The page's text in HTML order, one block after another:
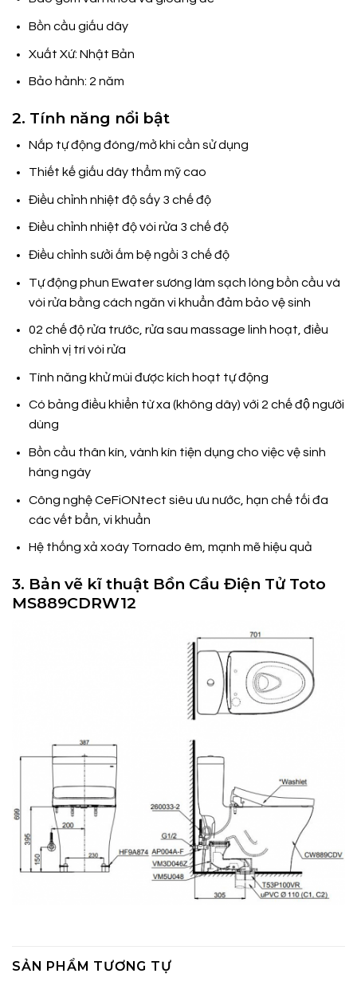
Bồn cầu giấu dây
Xuất Xứ: Nhật Bản
Bảo hảnh: 2 năm
2. Tính năng nổi bật
Nắp tự động đóng/mở khi cần sử dụng
Thiết kế giấu dây thẩm mỹ cao
Điều chỉnh nhiệt độ sấy 3 chế độ
Điều chỉnh nhiệt độ vòi rửa 3 chế độ
Điều chỉnh sưởi ấm bệ ngồi 3 chế độ
Tự động phun Ewater sương làm sạch lòng bồn cầu và
vòi rửa bằng cách ngăn vi khuẩn đảm bảo vệ sinh
02 chế độ rửa trước, rửa sau massage linh hoạt, điều
chỉnh vị trí vòi rửa
Tính năng khử mùi được kích hoạt tự động
Có bảng điều khiển từ xa (không dây) với 2 chế độ người
dùng
Bồn cầu thân kín, vành kín tiện dụng cho việc vệ sinh
hàng ngày
Công nghệ CeFiONtect siêu ưu nước, hạn chế tối đa
các vết bẩn, vi khuẩn
Hệ thống xả xoáy Tornado êm, mạnh mẽ hiệu quả
3. Bản vẽ kĩ thuật Bồn Cầu Điện Tử Toto
MS889CDRW12
SẢN PHẨM TƯƠNG TỰ